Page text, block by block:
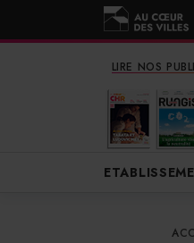
LIRE NOS